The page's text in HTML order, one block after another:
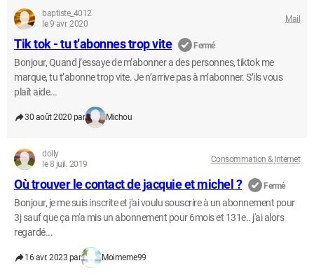
baptiste_4012
le 9 avr. 2020
Mail
Tik tok - tu t’abonnes trop vite Fermé
Bonjour, Quand j’essaye de m’abonner a des personnes, tiktok me
marque, tu t’abonne trop vite. Je n’arrive pas à m’abonner. S’ils vous
plaît aide...
30 août 2020 par Michou
dolly
le 8 juil. 2019
Consommation & Internet
Où trouver le contact de jacquie et michel ? Fermé
Bonjour, je me suis inscrite et j'ai voulu souscrire à un abonnement pour
3j sauf que ça m'a mis un abonnement pour 6mois et 131e.. j'ai alors
regardé...
16 avr. 2023 par Moimeme99